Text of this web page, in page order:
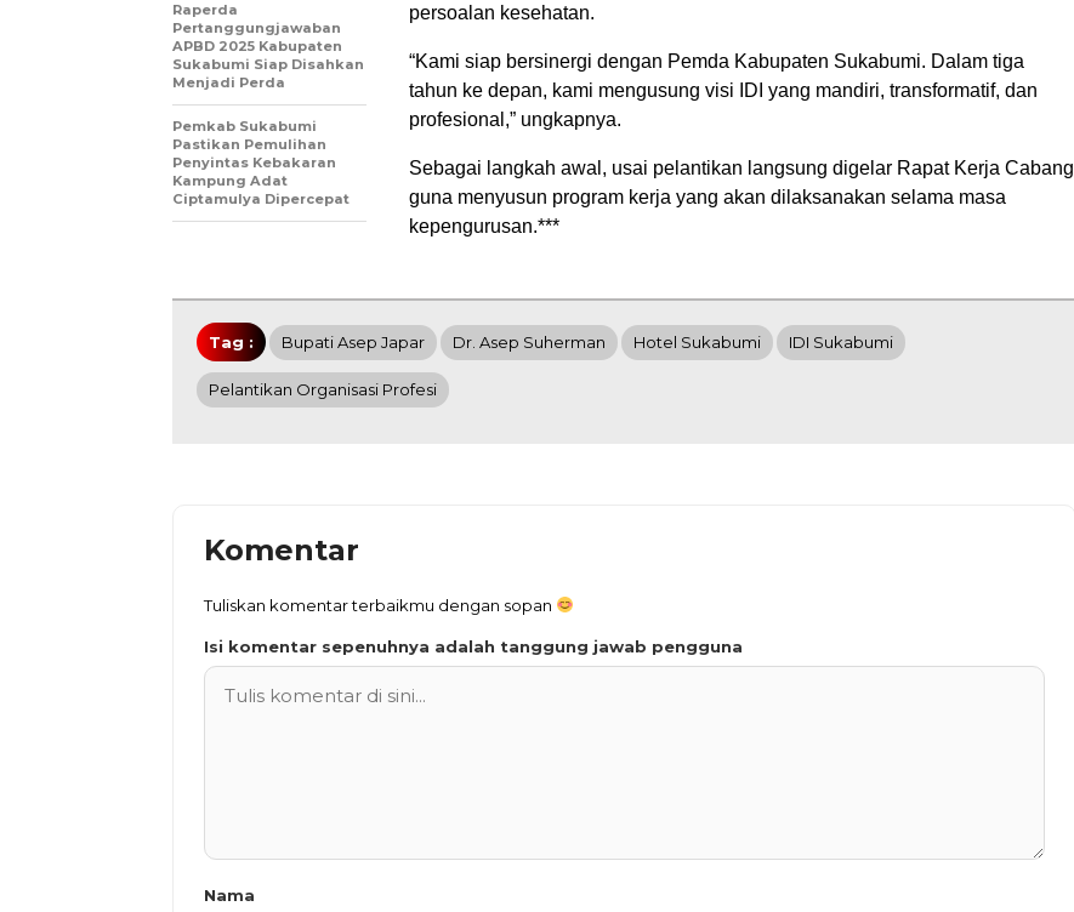
persoalan kesehatan.
“Kami siap bersinergi dengan Pemda Kabupaten Sukabumi. Dalam tiga
tahun ke depan, kami mengusung visi IDI yang mandiri, transformatif, dan
profesional,” ungkapnya.
Sebagai langkah awal, usai pelantikan langsung digelar Rapat Kerja Cabang
guna menyusun program kerja yang akan dilaksanakan selama masa
kepengurusan.***
Raperda
Pertanggungjawaban
APBD 2025 Kabupaten
Sukabumi Siap Disahkan
Menjadi Perda
Pemkab Sukabumi
Pastikan Pemulihan
Penyintas Kebakaran
Kampung Adat
Ciptamulya Dipercepat
Tag : Bupati Asep Japar Dr. Asep Suherman Hotel Sukabumi IDI Sukabumi
Pelantikan Organisasi Profesi
Komentar
Tuliskan komentar terbaikmu dengan sopan
Isi komentar sepenuhnya adalah tanggung jawab pengguna
Nama